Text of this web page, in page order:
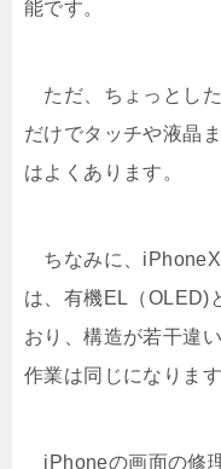
能です。
ただ、ちょっとし
だけでタッチや液晶
はよくあります。
ちなみに、
は、有機EL（OLED)
おり、構造が若干違
作業は同じになります
iPhoneの画面の修